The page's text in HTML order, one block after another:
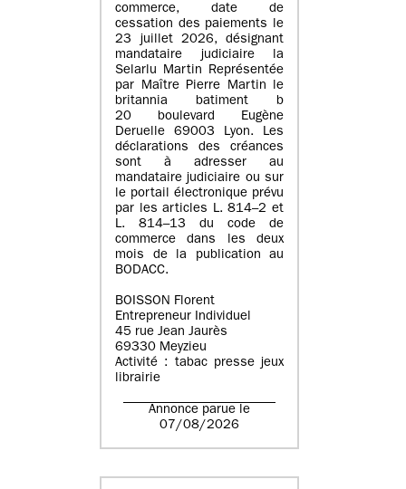
commerce, date de
cessation des paiements le
23 juillet 2026, désignant
mandataire judiciaire la
Selarlu Martin Représentée
par Maître Pierre Martin le
britannia batiment b
20 boulevard Eugène
Deruelle 69003 Lyon. Les
déclarations des créances
sont à adresser au
mandataire judiciaire ou sur
le portail électronique prévu
par les articles L. 814–2 et
L. 814–13 du code de
commerce dans les deux
mois de la publication au
BODACC.
BOISSON Florent
Entrepreneur Individuel
45 rue Jean Jaurès
69330 Meyzieu
Activité : tabac presse jeux
librairie
Annonce parue le
07/08/2026